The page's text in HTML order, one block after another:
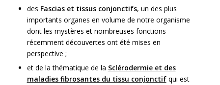
des Fascias et tissus conjonctifs, un des plus
importants organes en volume de notre organisme
dont les mystères et nombreuses fonctions
récemment découvertes ont été mises en
perspective ;
et de la thématique de la Sclérodermie et des
maladies fibrosantes du tissu conjonctifqui est